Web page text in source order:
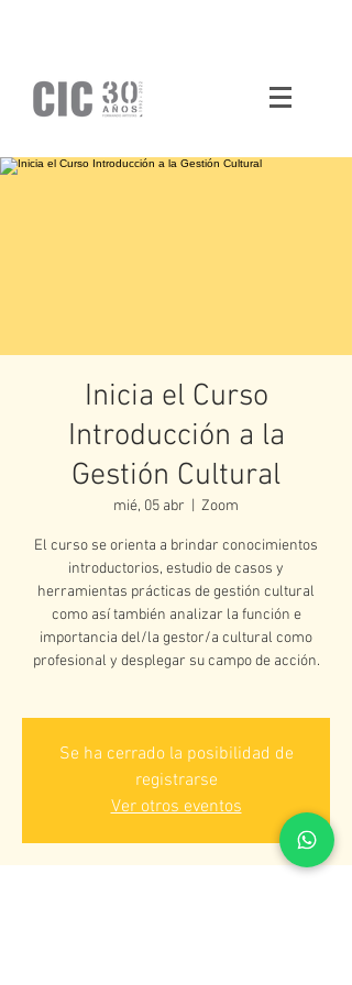
Inicia el Curso
Introducción a la
Gestión Cultural
mié, 05 abr Zoom
El curso se orienta a brindar conocimientos
introductorios, estudio de casos y
herramientas prácticas de gestión cultural
como así también analizar la función e
importancia del/la gestor/a cultural como
profesional y desplegar su campo de acción.
Se ha cerrado la posibilidad de
registrarse
Ver otros eventos